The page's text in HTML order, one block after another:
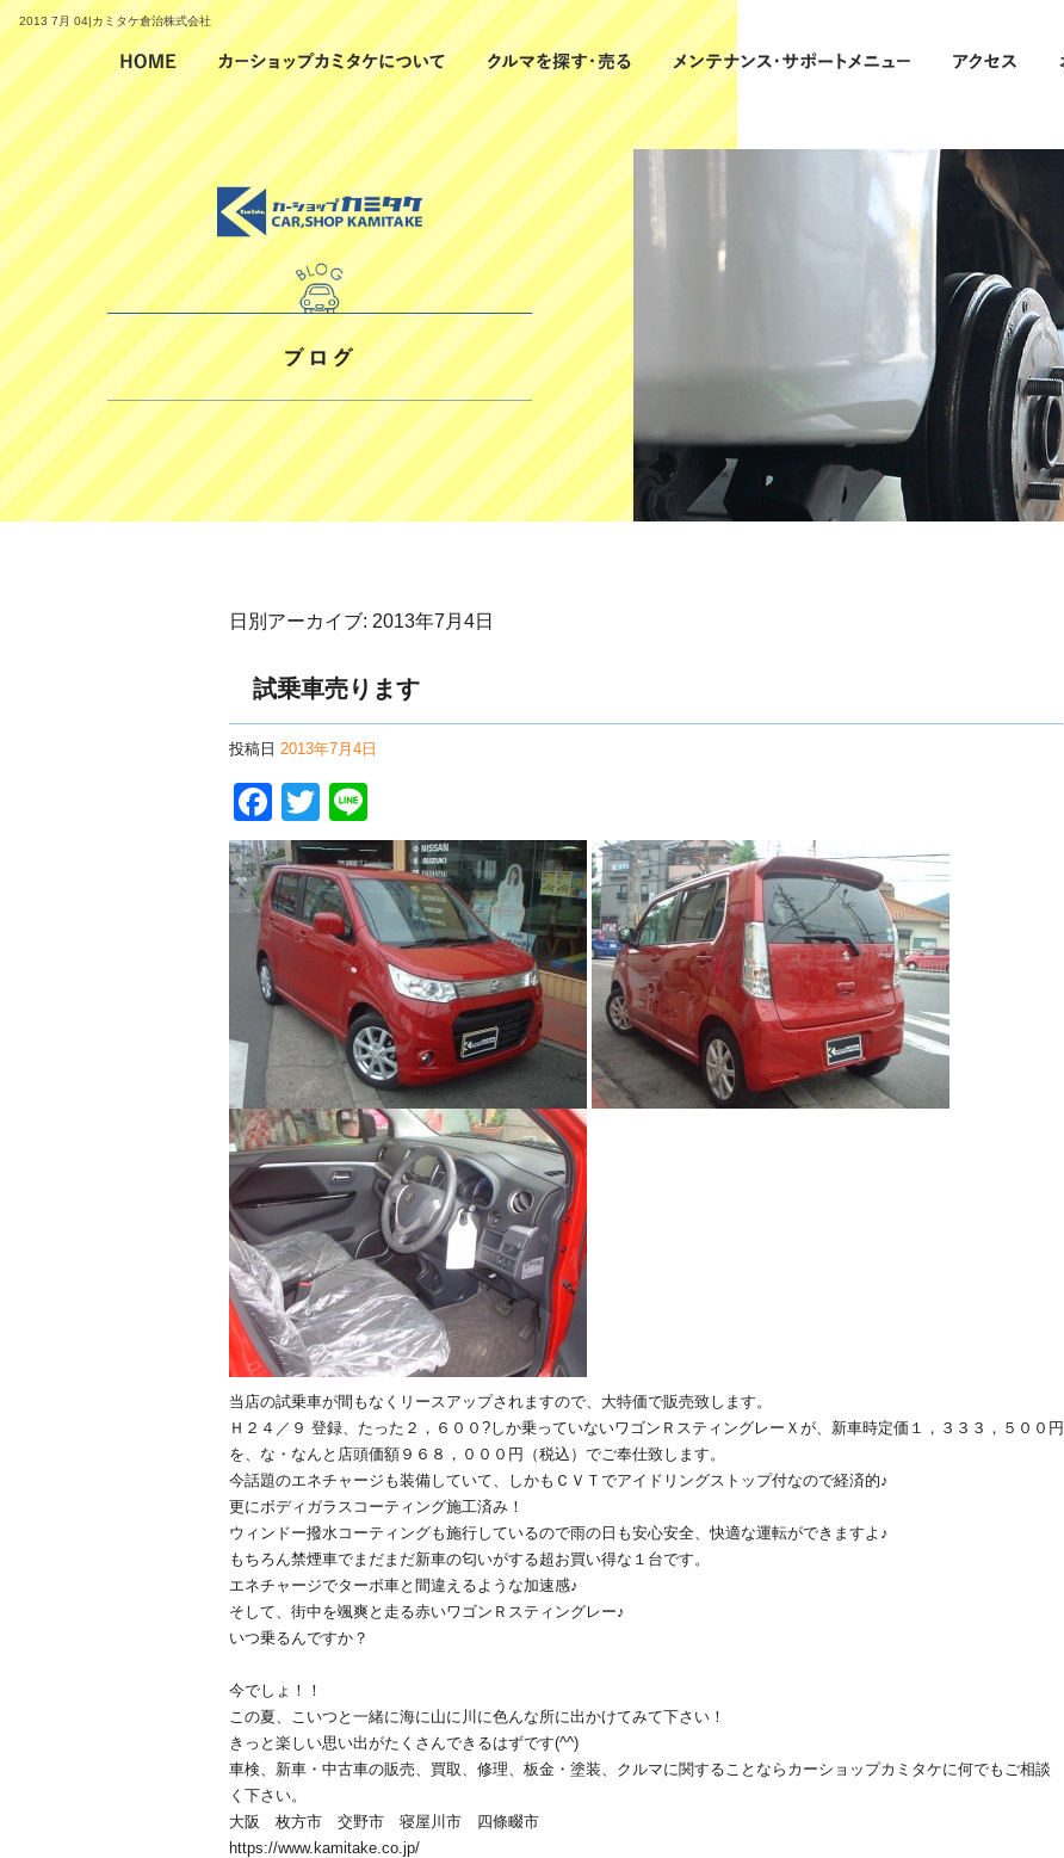
2013 7月 04|カミタケ倉治株式会社
日別アーカイブ: 2013年7月4日
試乗車売ります
投稿日 2013年7月4日
Facebook
Twitter
当店の試乗車が間もなくリースアップされますので、大特価で販売致します。
Ｈ２４／９ 登録、たった２，６００?しか乗っていないワゴンＲスティングレーＸが、新車時定価１，３３３，５００円
を、な・なんと店頭価額９６８，０００円（税込）でご奉仕致します。
今話題のエネチャージも装備していて、しかもＣＶＴでアイドリングストップ付なので経済的♪
更にボディガラスコーティング施工済み！
ウィンドー撥水コーティングも施行しているので雨の日も安心安全、快適な運転ができますよ♪
もちろん禁煙車でまだまだ新車の匂いがする超お買い得な１台です。
エネチャージでターボ車と間違えるような加速感♪
そして、街中を颯爽と走る赤いワゴンＲスティングレー♪
いつ乗るんですか？
今でしょ！！
この夏、こいつと一緒に海に山に川に色んな所に出かけてみて下さい！
きっと楽しい思い出がたくさんできるはずです(^^)
車検、新車・中古車の販売、買取、修理、板金・塗装、クルマに関することならカーショップカミタケに何でもご相談
く下さい。
大阪 枚方市 交野市 寝屋川市 四條畷市
https://www.kamitake.co.jp/